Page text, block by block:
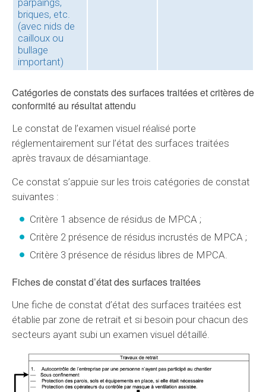
parpaings,
briques, etc.
(avec nids de
cailloux ou
bullage
important)
Catégories de constats des surfaces traitées et critères de
conformité au résultat attendu
Le constat de l’examen visuel réalisé porte
réglementairement sur l’état des surfaces traitées
après travaux de désamiantage.
Ce constat s’appuie sur les trois catégories de constat
suivantes :
Critère 1 absence de résidus de MPCA ;
Critère 2 présence de résidus incrustés de MPCA ;
Critère 3 présence de résidus libres de MPCA.
Fiches de constat d’état des surfaces traitées
Une fiche de constat d’état des surfaces traitées est
établie par zone de retrait et si besoin pour chacun des
secteurs ayant subi un examen visuel détaillé.